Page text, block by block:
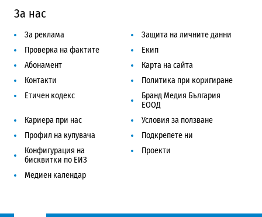
За нас
За реклама
Защита на личните данни
Проверка на фактите
Екип
Абонамент
Карта на сайта
Контакти
Политика при коригиране
Етичен кодекс
Бранд Медия България
ЕООД
Кариера при нас
Условия за ползване
Профил на купувача
Подкрепете ни
Конфигурация на
бисквитки по ЕИЗ
Проекти
Медиен календар